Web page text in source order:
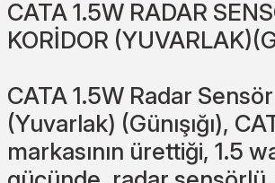
CATA 1.5W RADAR
KORİDOR
CATA 1.5W Radar
(Yuvarlak) (Günışığı),
markasının ürettiği, 1.5